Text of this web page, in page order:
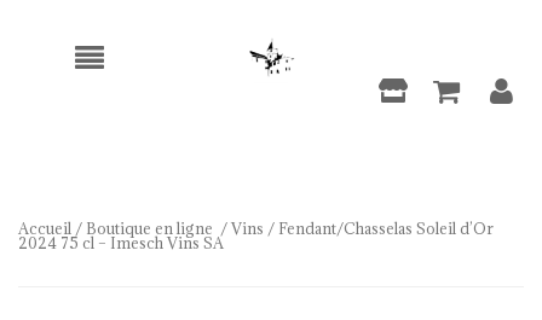
Accueil / Boutique en ligne /Vins / Fendant/Chasselas Soleil d’Or
2024 75 cl – Imesch Vins SA